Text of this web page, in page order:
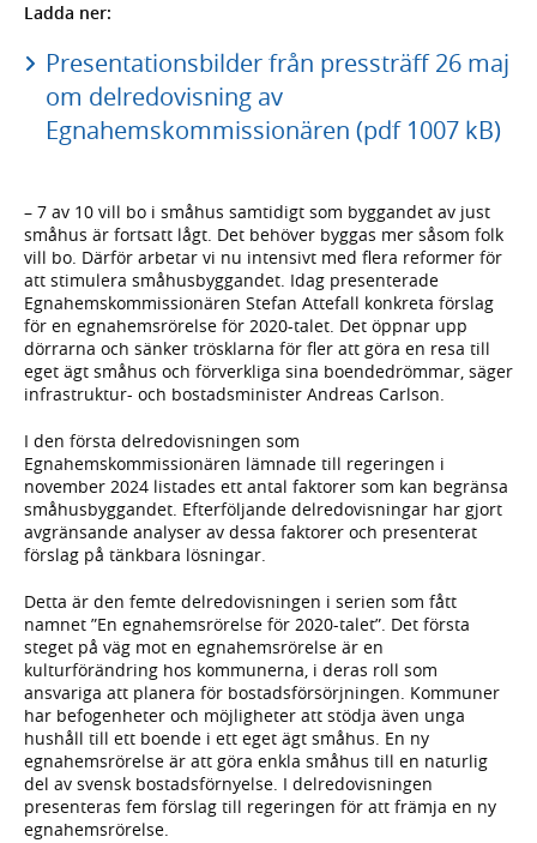
Ladda ner:
Presentationsbilder från pressträff 26 maj
om delredovisning av
Egnahemskommissionären (pdf 1007 kB)
– 7 av 10 vill bo i småhus samtidigt som byggandet av just
småhus är fortsatt lågt. Det behöver byggas mer såsom folk
vill bo. Därför arbetar vi nu intensivt med flera reformer för
att stimulera småhusbyggandet. Idag presenterade
Egnahemskommissionären Stefan Attefall konkreta förslag
för en egnahemsrörelse för 2020-talet. Det öppnar upp
dörrarna och sänker trösklarna för fler att göra en resa till
eget ägt småhus och förverkliga sina boendedrömmar, säger
infrastruktur- och bostadsminister Andreas Carlson.
I den första delredovisningen som
Egnahemskommissionären lämnade till regeringen i
november 2024 listades ett antal faktorer som kan begränsa
småhusbyggandet. Efterföljande delredovisningar har gjort
avgränsande analyser av dessa faktorer och presenterat
förslag på tänkbara lösningar.
Detta är den femte delredovisningen i serien som fått
namnet ”En egnahemsrörelse för 2020-talet”. Det första
steget på väg mot en egnahemsrörelse är en
kulturförändring hos kommunerna, i deras roll som
ansvariga att planera för bostadsförsörjningen. Kommuner
har befogenheter och möjligheter att stödja även unga
hushåll till ett boende i ett eget ägt småhus. En ny
egnahemsrörelse är att göra enkla småhus till en naturlig
del av svensk bostadsförnyelse. I delredovisningen
presenteras fem förslag till regeringen för att främja en ny
egnahemsrörelse.